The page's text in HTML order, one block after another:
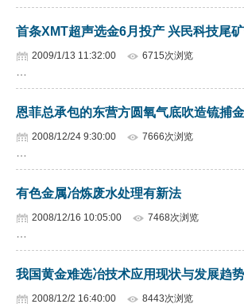
首条XMT超声选金6月投产 兴民科技尾
2009/1/13 11:32:00 6715次浏览
恩菲总承包的东营方圆氧气底吹造锍捕
2008/12/24 9:30:00 7666次浏览
有色金属冶炼废水处理有新法
2008/12/16 10:05:00 7468次浏览
我国黄金难选冶技术应用现状与发展趋
2008/12/2 16:40:00 8443次浏览